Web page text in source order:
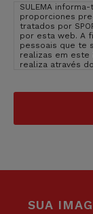
SULEMA
proporciones
tratados por
por esta web. A
pessoais que te
realizas em este
realiza através
(provedor de
EU, em França,
segundo
na nossa página
nossapolitica de
SUA